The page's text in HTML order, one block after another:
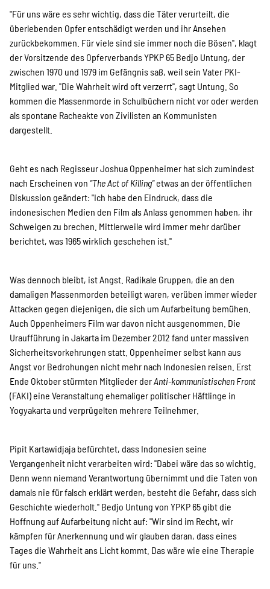
"Für uns wäre es sehr wichtig, dass die Täter verurteilt, die
überlebenden Opfer entschädigt werden und ihr Ansehen
zurückbekommen. Für viele sind sie immer noch die Bösen", klagt
der Vorsitzende des Opferverbands YPKP 65 Bedjo Untung, der
zwischen 1970 und 1979 im Gefängnis saß, weil sein Vater PKI-
Mitglied war. "Die Wahrheit wird oft verzerrt", sagt Untung. So
kommen die Massenmorde in Schulbüchern nicht vor oder werden
als spontane Racheakte von Zivilisten an Kommunisten
dargestellt.
Geht es nach Regisseur Joshua Oppenheimer hat sich zumindest
nach Erscheinen von "The Act of Killing"etwas an der öffentlichen
Diskussion geändert: "Ich habe den Eindruck, dass die
indonesischen Medien den Film als Anlass genommen haben, ihr
Schweigen zu brechen. Mittlerweile wird immer mehr darüber
berichtet, was 1965 wirklich geschehen ist."
Was dennoch bleibt, ist Angst. Radikale Gruppen, die an den
damaligen Massenmorden beteiligt waren, verüben immer wieder
Attacken gegen diejenigen, die sich um Aufarbeitung bemühen.
Auch Oppenheimers Film war davon nicht ausgenommen. Die
Uraufführung in Jakarta im Dezember 2012 fand unter massiven
Sicherheitsvorkehrungen statt. Oppenheimer selbst kann aus
Angst vor Bedrohungen nicht mehr nach Indonesien reisen. Erst
Ende Oktober stürmten Mitglieder derAnti-kommunistischen Front
(FAKI) eine Veranstaltung ehemaliger politischer Häftlinge in
Yogyakarta und verprügelten mehrere Teilnehmer.
Pipit Kartawidjaja befürchtet, dass Indonesien seine
Vergangenheit nicht verarbeiten wird: "Dabei wäre das so wichtig.
Denn wenn niemand Verantwortung übernimmt und die Taten von
damals nie für falsch erklärt werden, besteht die Gefahr, dass sich
Geschichte wiederholt." Bedjo Untung von YPKP 65 gibt die
Hoffnung auf Aufarbeitung nicht auf: "Wir sind im Recht, wir
kämpfen für Anerkennung und wir glauben daran, dass eines
Tages die Wahrheit ans Licht kommt. Das wäre wie eine Therapie
für uns."